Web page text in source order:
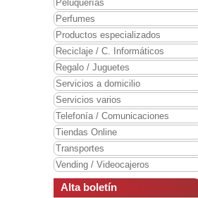
Peluquerías
Perfumes
Productos especializados
Reciclaje / C. Informáticos
Regalo / Juguetes
Servicios a domicilio
Servicios varios
Telefonía / Comunicaciones
Tiendas Online
Transportes
Vending / Videocajeros
Alta boletín